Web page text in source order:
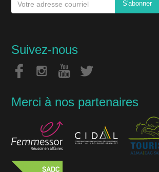
Suivez-nous
Merci à nos partenaires